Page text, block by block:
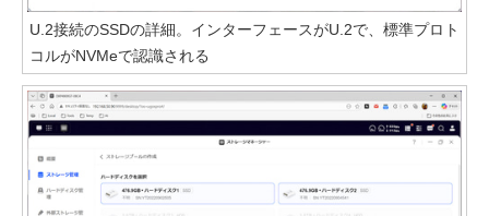
U.2接続のSSDの詳細。インターフェースがU.2で、標準プロト
コルがNVMeで認識される